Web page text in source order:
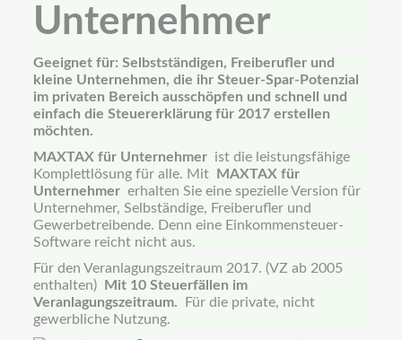
Unternehmer
Geeignet für: Selbstständigen, Freiberufler und
kleine Unternehmen, die ihr Steuer-Spar-Potenzial
im privaten Bereich ausschöpfen und schnell und
einfach die Steuererklärung für 2017 erstellen
möchten.
MAXTAX für Unternehmerist die leistungsfähige
Komplettlösung für alle. Mit MAXTAX für
Unternehmererhalten Sie eine spezielle Version für
Unternehmer, Selbständige, Freiberufler und
Gewerbetreibende. Denn eine Einkommensteuer-
Software reicht nicht aus.
Für den Veranlagungszeitraum 2017. (VZ ab 2005
enthalten) Mit 10 Steuerfällen im
Veranlagungszeitraum.
Für die private, nicht
gewerbliche Nutzung.